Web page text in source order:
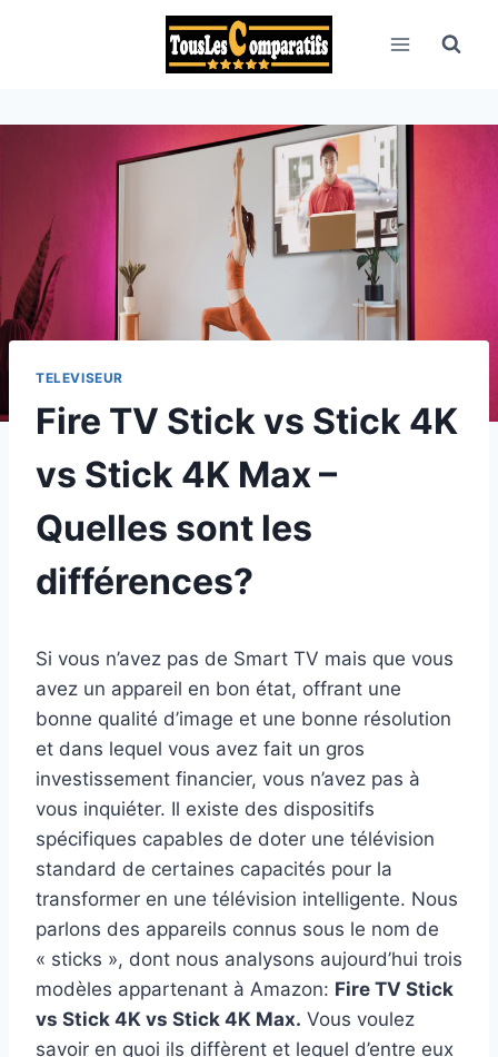
TELEVISEUR
Fire TV Stick vs Stick 4K
vs Stick 4K Max –
Quelles sont les
différences?
Si vous n’avez pas de Smart TV mais que vous
avez un appareil en bon état, offrant une
bonne qualité d’image et une bonne résolution
et dans lequel vous avez fait un gros
investissement financier, vous n’avez pas à
vous inquiéter. Il existe des dispositifs
spécifiques capables de doter une télévision
standard de certaines capacités pour la
transformer en une télévision intelligente. Nous
parlons des appareils connus sous le nom de
« sticks », dont nous analysons aujourd’hui trois
modèles appartenant à Amazon: Fire TV Stick
vs Stick 4K vs Stick 4K Max. Vous voulez
savoir en quoi ils diffèrent et lequel d’entre eux